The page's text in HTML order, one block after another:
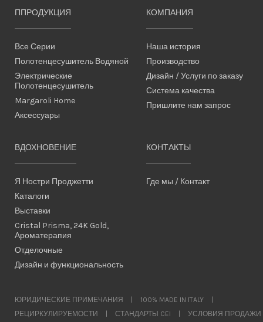
ППРОДУКЦИЯ
Все Серии
Полотенцесушитель Водяной
Электрические
Полотенцесушитель
Margaroli Home
Аксессуары
КОМПАНИЯ
Наша история
Производство
Дизайн / Услуги по заказу
Система качества
Пришлите нам запрос
ВДОХНОВЕНИЕ
Я Ностри Проджетти
Каталоги
Выставки
Cristal Prisma, 24K Gold,
Ароматерапия
Отделочные
Дизайн и функциональность
КОНТАКТЫ
Где мы / Контакт
ЮРИДИЧЕСКИЕ ПРИМЕЧАНИЯ | 100% MADE IN ITALY
|
РЕЦИРКУЛИРУЕМОСТИ
| СТАНДАРТЫ CEI |
УСЛОВИЯ ПРОДАЖИ